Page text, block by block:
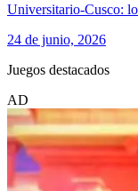
Universitario-Cusco:
24 de junio, 2026
Juegos destacados
AD